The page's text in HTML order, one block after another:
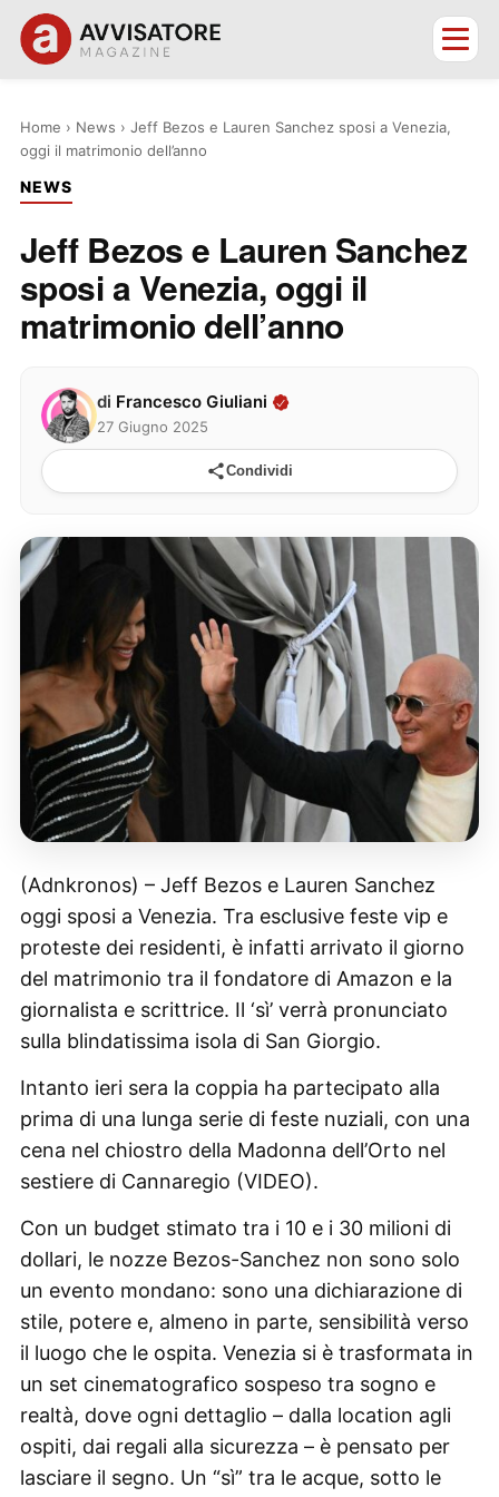
Home › News › Jeff Bezos e Lauren Sanchez sposi a Venezia,
oggi il matrimonio dell’anno
NEWS
Jeff Bezos e Lauren Sanchez
sposi a Venezia, oggi il
matrimonio dell’anno
di Francesco Giuliani
27 Giugno 2025
Condividi
(Adnkronos) – Jeff Bezos e Lauren Sanchez
oggi sposi a Venezia. Tra esclusive feste vip e
proteste dei residenti, è infatti arrivato il giorno
del matrimonio tra il fondatore di Amazon e la
giornalista e scrittrice. Il ‘sì’ verrà pronunciato
sulla blindatissima isola di San Giorgio.
Intanto ieri sera la coppia ha partecipato alla
prima di una lunga serie di feste nuziali, con una
cena nel chiostro della Madonna dell’Orto nel
sestiere di Cannaregio (VIDEO).
Con un budget stimato tra i 10 e i 30 milioni di
dollari, le nozze Bezos-Sanchez non sono solo
un evento mondano: sono una dichiarazione di
stile, potere e, almeno in parte, sensibilità verso
il luogo che le ospita. Venezia si è trasformata in
un set cinematografico sospeso tra sogno e
realtà, dove ogni dettaglio – dalla location agli
ospiti, dai regali alla sicurezza – è pensato per
lasciare il segno. Un “sì” tra le acque, sotto le